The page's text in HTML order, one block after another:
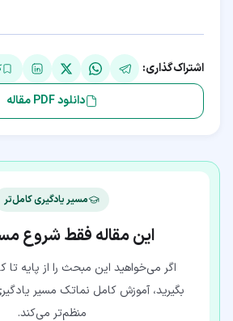
اشتراک‌گذاری:
دانلود PDF مقاله
مسیر یادگیری کامل‌تر
این مقاله فقط شروع
اگر می‌خواهید این مبحث را از پایه تا
بگیرید، آموزش کامل نماتک مسیر
منظم‌تر می‌کند.